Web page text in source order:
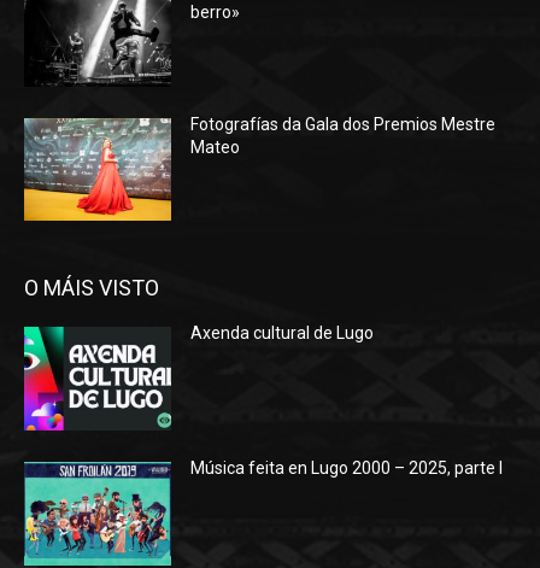
berro»
Fotografías da Gala dos Premios Mestre
Mateo
O MÁIS VISTO
Axenda cultural de Lugo
Música feita en Lugo 2000 – 2025, parte I